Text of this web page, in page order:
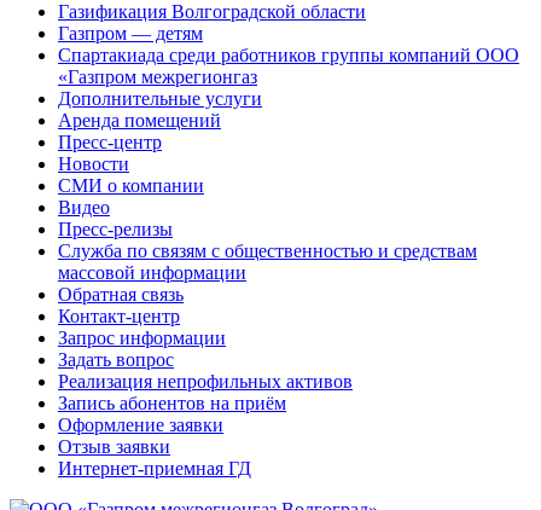
Газификация Волгоградской области
Газпром — детям
Спартакиада среди работников группы компаний ООО
«Газпром межрегионгаз
Дополнительные услуги
Аренда помещений
Пресс-центр
Новости
СМИ о компании
Видео
Пресс-релизы
Служба по связям с общественностью и средствам
массовой информации
Обратная связь
Контакт-центр
Запрос информации
Задать вопрос
Реализация непрофильных активов
Запись абонентов на приём
Оформление заявки
Отзыв заявки
Интернет-приемная ГД